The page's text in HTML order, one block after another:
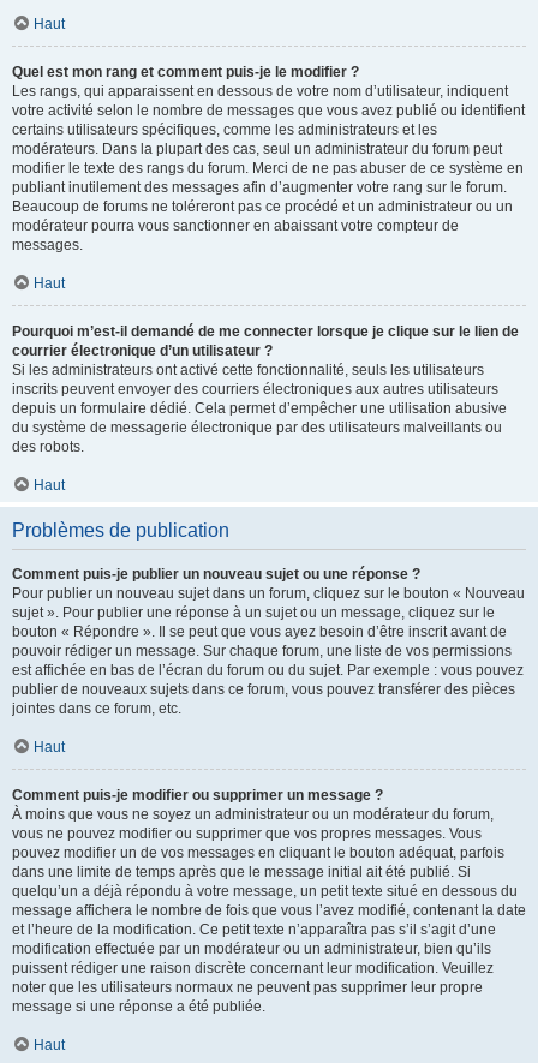
Haut
Quel est mon rang et comment puis-je le modifier ?
Les rangs, qui apparaissent en dessous de votre nom d’utilisateur, indiquent
votre activité selon le nombre de messages que vous avez publié ou identifient
certains utilisateurs spécifiques, comme les administrateurs et les
modérateurs. Dans la plupart des cas, seul un administrateur du forum peut
modifier le texte des rangs du forum. Merci de ne pas abuser de ce système en
publiant inutilement des messages afin d’augmenter votre rang sur le forum.
Beaucoup de forums ne toléreront pas ce procédé et un administrateur ou un
modérateur pourra vous sanctionner en abaissant votre compteur de
messages.
Haut
Pourquoi m’est-il demandé de me connecter lorsque je clique sur le lien de
courrier électronique d’un utilisateur ?
Si les administrateurs ont activé cette fonctionnalité, seuls les utilisateurs
inscrits peuvent envoyer des courriers électroniques aux autres utilisateurs
depuis un formulaire dédié. Cela permet d’empêcher une utilisation abusive
du système de messagerie électronique par des utilisateurs malveillants ou
des robots.
Haut
Problèmes de publication
Comment puis-je publier un nouveau sujet ou une réponse ?
Pour publier un nouveau sujet dans un forum, cliquez sur le bouton « Nouveau
sujet ». Pour publier une réponse à un sujet ou un message, cliquez sur le
bouton « Répondre ». Il se peut que vous ayez besoin d’être inscrit avant de
pouvoir rédiger un message. Sur chaque forum, une liste de vos permissions
est affichée en bas de l’écran du forum ou du sujet. Par exemple : vous pouvez
publier de nouveaux sujets dans ce forum, vous pouvez transférer des pièces
jointes dans ce forum, etc.
Haut
Comment puis-je modifier ou supprimer un message ?
À moins que vous ne soyez un administrateur ou un modérateur du forum,
vous ne pouvez modifier ou supprimer que vos propres messages. Vous
pouvez modifier un de vos messages en cliquant le bouton adéquat, parfois
dans une limite de temps après que le message initial ait été publié. Si
quelqu’un a déjà répondu à votre message, un petit texte situé en dessous du
message affichera le nombre de fois que vous l’avez modifié, contenant la date
et l’heure de la modification. Ce petit texte n’apparaîtra pas s’il s’agit d’une
modification effectuée par un modérateur ou un administrateur, bien qu’ils
puissent rédiger une raison discrète concernant leur modification. Veuillez
noter que les utilisateurs normaux ne peuvent pas supprimer leur propre
message si une réponse a été publiée.
Haut